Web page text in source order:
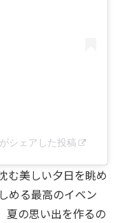
シェアした投稿
む美しい夕日を眺め
める最高のイベン
夏の思い出を作るの